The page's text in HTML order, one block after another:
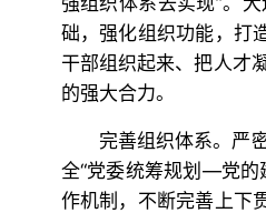
础，强化组织功能，打
干部组织起来、把人才
的强大合力。
完善组织体系。严
全“党委统筹规划—党的
作机制，不断完善上下